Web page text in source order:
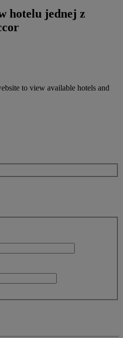
hotelu jednej z
to view available hotels and